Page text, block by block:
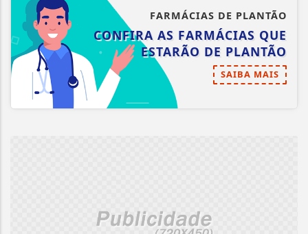
FARMÁCIAS DE PLANTÃO
CONFIRA AS FARMÁCIAS QUE
ESTARÃO DE PLANTÃO
SAIBA MAIS